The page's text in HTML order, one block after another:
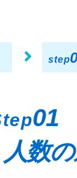
step
01
数